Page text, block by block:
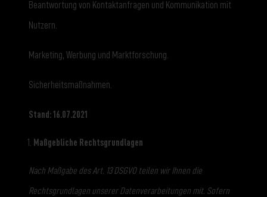
Beantwortung von Kontaktanfragen und Kommunikation mit
Nutzern.
Marketing, Werbung und Marktforschung.
Sicherheitsmaßnahmen.
Stand: 16.07.2021
Maßgebliche Rechtsgrundlagen
Nach Maßgabe des Art. 13 DSGVO teilen wir Ihnen die
Rechtsgrundlagen unserer Datenverarbeitungen mit. Sofern